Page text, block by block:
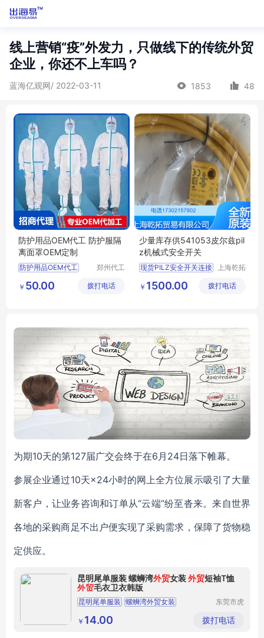
线上营销“疫”外发力，只做线下的传统外贸
企业，你还不上车吗？
蓝海亿观网/ 2022-03-11 1853 48
防护用品OEM代工 防护服隔
离面罩OEM定制
防护用品OEM代工
防护用品代工
郑州代工
技有限公
￥ 50.00 拨打电话
少量库存供541053皮尔兹pil
z机械式安全开关
现货PILZ安全开关连接
皮尔兹继电器有部分现货
上海乾拓
公司
￥ 1500.00 拨打电话
为期10天的第127届广交会终于在6月24日落下帷幕。
参展企业通过10天×24小时的网上全方位展示吸引了大量
新客户，让业务咨询和订单从“云端”纷至沓来。来自世界
各地的采购商足不出户便实现了采购需求，保障了货物稳
定供应。
昆明尾单服装 螺蛳湾外贸女装外贸短袖T恤
外贸毛衣卫衣韩版
昆明尾单服装 螺蛳湾外贸女装
外贸短袖T恤
东莞市虎
饰经营部
￥ 14.00 拨打电话